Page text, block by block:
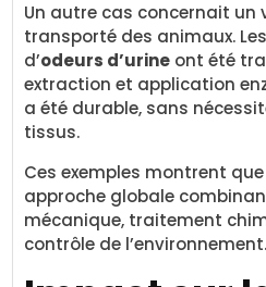
Un autre cas concernait un
transporté des animaux.
d’odeurs d’urine ont été
extraction et application
a été durable, sans
tissus.
Ces exemples montrent
approche globale
mécanique, traitement
contrôle de l’environnement.